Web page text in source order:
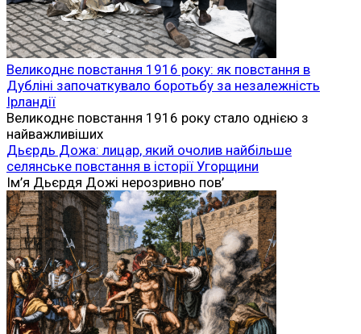
Великоднє повстання 1916 року: як повстання в
Дубліні започаткувало боротьбу за незалежність
Ірландії
Великоднє повстання 1916 року стало однією з
найважливіших
Дьєрдь Дожа: лицар, який очолив найбільше
селянське повстання в історії Угорщини
Ім’я Дьєрдя Дожі нерозривно пов’